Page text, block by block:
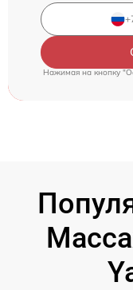
Нажимая на кнопку